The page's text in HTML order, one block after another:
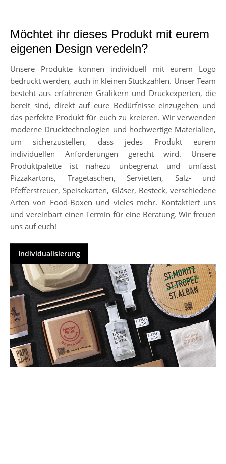
Möchtet ihr dieses Produkt mit eurem
eigenen Design veredeln?
Unsere Produkte können individuell mit eurem Logo
bedruckt werden, auch in kleinen Stückzahlen. Unser Team
besteht aus erfahrenen Grafikern und Druckexperten, die
bereit sind, direkt auf eure Bedürfnisse einzugehen und
das perfekte Produkt für euch zu kreieren. Wir verwenden
moderne Drucktechnologien und hochwertige Materialien,
um sicherzustellen, dass jedes Produkt eurem
individuellen Anforderungen gerecht wird. Unsere
Produktpalette ist nahezu unbegrenzt und umfasst
Pizzakartons, Tragetaschen, Servietten, Salz- und
Pfefferstreuer, Speisekarten, Gläser, Besteck, verschiedene
Arten von Food-Boxen und vieles mehr. Kontaktiert uns
und vereinbart einen Termin für eine Beratung. Wir freuen
uns auf euch!
Individualisierung